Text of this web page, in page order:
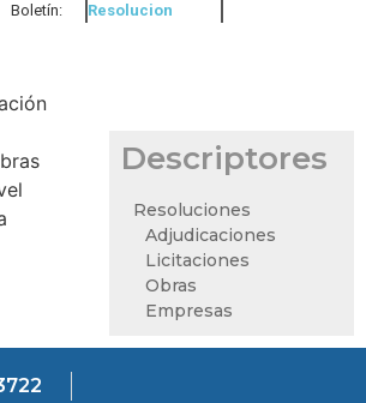
Boletín:
Resolucion
Descriptores
Resoluciones
Adjudicaciones
Licitaciones
Obras
Empresas